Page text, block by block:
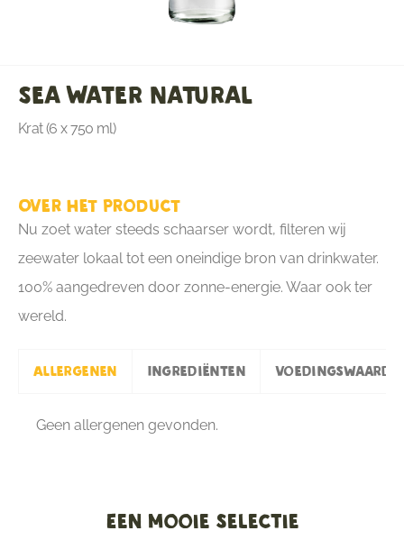
Sea Water Natural
Krat (6 x 750 ml)
Over het product
Nu zoet water steeds schaarser wordt, filteren wij
zeewater lokaal tot een oneindige bron van drinkwater.
100% aangedreven door zonne-energie. Waar ook ter
wereld.
Allergenen Ingrediënten
Geen allergenen gevonden.
Een mooie selectie